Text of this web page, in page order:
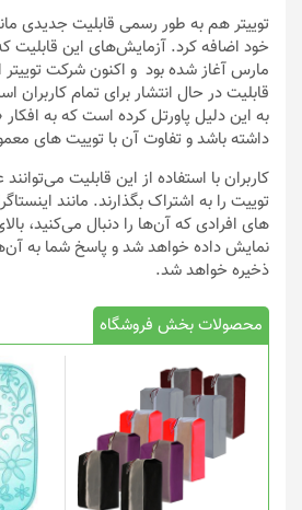
توییتر هم به طور رسمی قابلیت جدیدی
مارس آغاز شده بود و اکنون شرکت
به این دلیل پاورتل کرده است که به افکار
داشته باشد و تفاوت آن با توییت های
های افرادی که آن‌ها را دنبال می‌کنید،
ذخیره خواهد شد.
محصولات بخش فروشگاه